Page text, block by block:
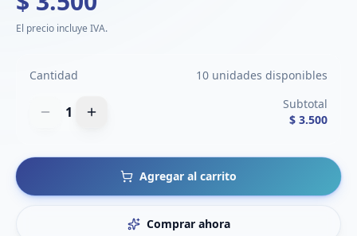
El precio incluye IVA.
Cantidad 10 unidades disponibles
1
Subtotal
$ 3.500
Agregar al carrito
Comprar ahora